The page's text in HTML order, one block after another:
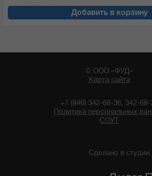
Добавить в корзину
© ООО «ФУД»
Карта сайта
+7 (846) 342-68-36, 342-68-
Политика персональных
СОУТ
Сделано в студии